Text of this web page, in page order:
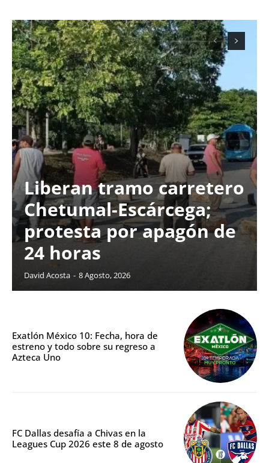
Liberan tramo carretero
Chetumal-Escárcega;
protesta por apagón de
24 horas
David Acosta - 8 Agosto, 2026
Exatlón México 10: Fecha, hora de
estreno y todo sobre su regreso a
Azteca Uno
FC Dallas desafía a Chivas en la
Leagues Cup 2026 este 8 de agosto